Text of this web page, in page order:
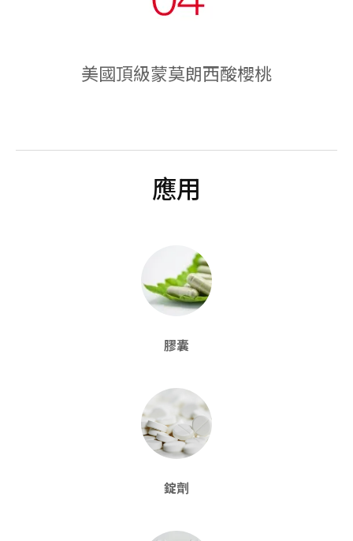
美國頂級蒙莫朗西酸櫻桃
應用
膠囊
錠劑